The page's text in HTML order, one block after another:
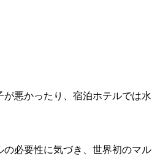
悪かったり、宿泊ホテルでは水
必要性に気づき、世界初のマル